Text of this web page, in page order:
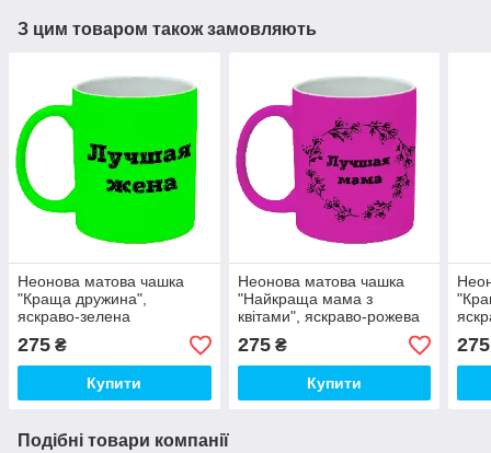
З цим товаром також замовляють
Неонова матова чашка
"Краща дружина",
яскраво-зелена
275 ₴
Купити
Неонова матова чашка
"Найкраща мама з
квітами", яскраво-рожева
275₴
Купити
275
Подібні товари компанії